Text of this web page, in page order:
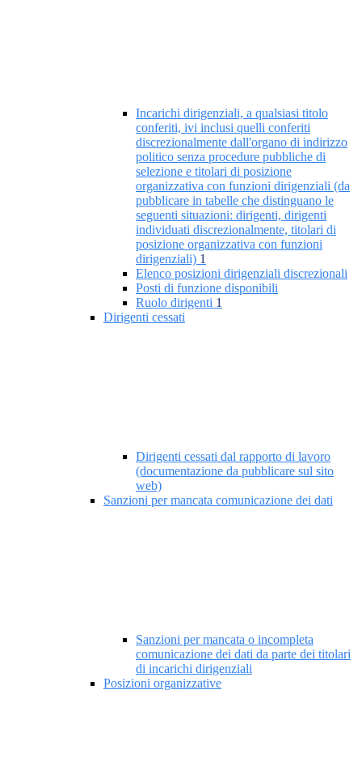
Incarichi dirigenziali, a qualsiasi titolo
conferiti, ivi inclusi quelli conferiti
discrezionalmente dall'organo di indirizzo
politico senza procedure pubbliche di
selezione e titolari di posizione
organizzativa con funzioni dirigenziali (da
pubblicare in tabelle che distinguano le
seguenti situazioni: dirigenti, dirigenti
individuati discrezionalmente, titolari di
posizione organizzativa con funzioni
dirigenziali) 1
Elenco posizioni dirigenziali discrezionali
Posti di funzione disponibili
Ruolo dirigenti 1
Dirigenti cessati
Dirigenti cessati dal rapporto di lavoro
(documentazione da pubblicare sul sito
web)
Sanzioni per mancata comunicazione dei dati
Sanzioni per mancata o incompleta
comunicazione dei dati da parte dei titolari
di incarichi dirigenziali
Posizioni organizzative